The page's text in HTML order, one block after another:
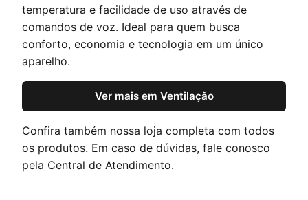
temperatura e facilidade de uso através de
comandos de voz. Ideal para quem busca
conforto, economia e tecnologia em um único
aparelho.
Ver mais em Ventilação
Confira também nossa loja completa com todos
os produtos. Em caso de dúvidas, fale conosco
pela Central de Atendimento.